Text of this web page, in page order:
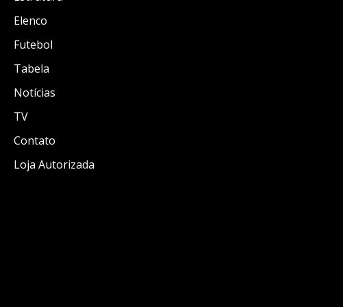
Elenco
Futebol
Tabela
Notícias
TV
Contato
Loja Autorizada